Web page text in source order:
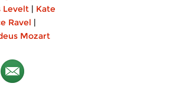
Levelt | Kate
Ravel |
Mozart